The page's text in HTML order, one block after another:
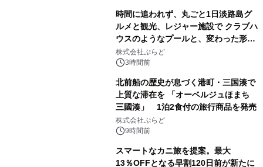
時間に追われず、丸ごと1日淡路島グ
ルメと観光、レジャー施設で クラブハ
ウスのようなプールと、変わった形の
サウナも 「THE BOXY AWAJI」のお
得な素泊まり連泊プランで
株式会社ぷらど
3時間前
北前船の歴史が息づく港町・三国湊で
上質な滞在を 「オーベルジュほまち
三國湊」 1泊2食付の旅行商品を発売
株式会社ぷらど
9時間前
スマートなカニ旅を提案。最大
13％OFFとなる早割120日前が新たに